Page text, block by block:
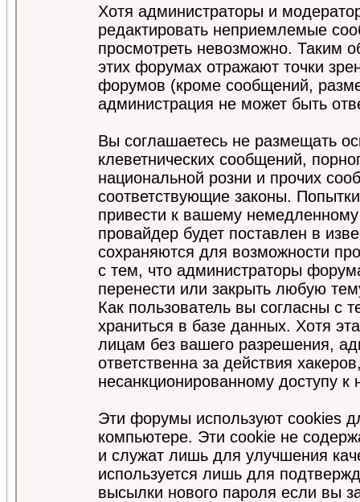
Хотя администраторы и
редактировать неприемлемые
просмотреть невозможно. Таким
этих форумах отражают точки
форумов (кроме сообщений,
администрация не может быть
Вы соглашаетесь не размещать
клеветнических сообщений,
национальной розни и прочих
соответствующие законы.
привести к вашему
провайдер будет поставлен в
сохраняются для возможности
с тем, что администраторы
перенести или закрыть любую
Как пользователь вы согласны с
храниться в базе данных. Хотя
лицам без вашего разрешения,
ответственна за действия
несанкционированному доступу к
Эти форумы используют cookies
компьютере. Эти cookie не
и служат лишь для улучшения
используется лишь для
высылки нового пароля если вы